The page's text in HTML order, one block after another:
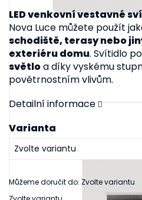
Varianta
Můžeme doručit do: Zvolte variantu
LED venkovní vestavné
Nova Luce můžete použít
schodiště, terasy nebo
exteriéru domu. Svítidlo
světloa díky vyskému
povětrnostním vlivům.
Detailní informace